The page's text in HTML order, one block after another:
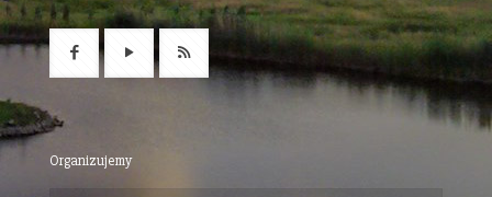
Organizujemy